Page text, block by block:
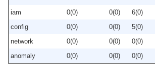
iam 0(0) 0(0) 6(0)
config
0(0) 0(0) 5(0)
network
0(0) 0(0) 0(0)
anomaly
0(0) 0(0) 0(0)